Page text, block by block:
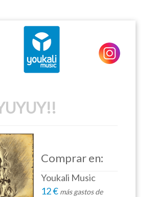
EXPOSE FRAMEWORK FOR JOOMLA 2.5 AND 3.0+
Comprar en:
Youkali Music
12 € más gastos de